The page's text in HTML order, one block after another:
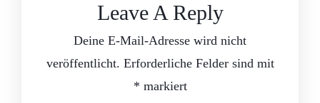
Leave A Reply
Deine E-Mail-Adresse wird nicht
veröffentlicht. Erforderliche Felder sind mit
* markiert